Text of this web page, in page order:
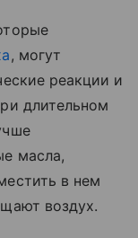
, могут
реакции и
длительном
масла,
в нем
воздух.